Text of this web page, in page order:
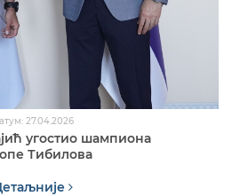
27.04.2026
угостио шампиона
Тибилова